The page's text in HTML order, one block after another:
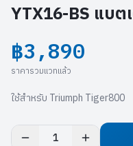
YTX16-BS แบต
฿3,890
ราคารวมแวทแล้ว
ใช้สำหรับ Triumph Tiger800
1